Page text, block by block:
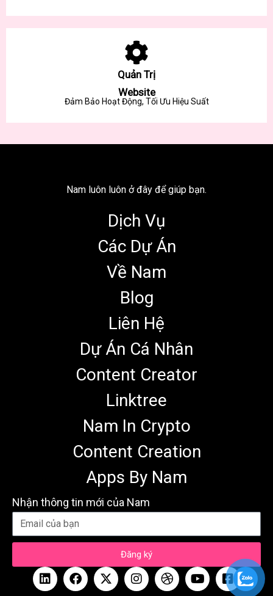
Quản Trị
Website
Đảm Bảo Hoạt Động, Tối Ưu Hiệu Suất
Nam luôn luôn ở đây để giúp bạn.
Dịch Vụ
Các Dự Án
Về Nam
Blog
Liên Hệ
Dự Án Cá Nhân
Content Creator
Linktree
Nam In Crypto
Content Creation
Apps By Nam
Nhận thông tin mới của Nam
Đăng ký